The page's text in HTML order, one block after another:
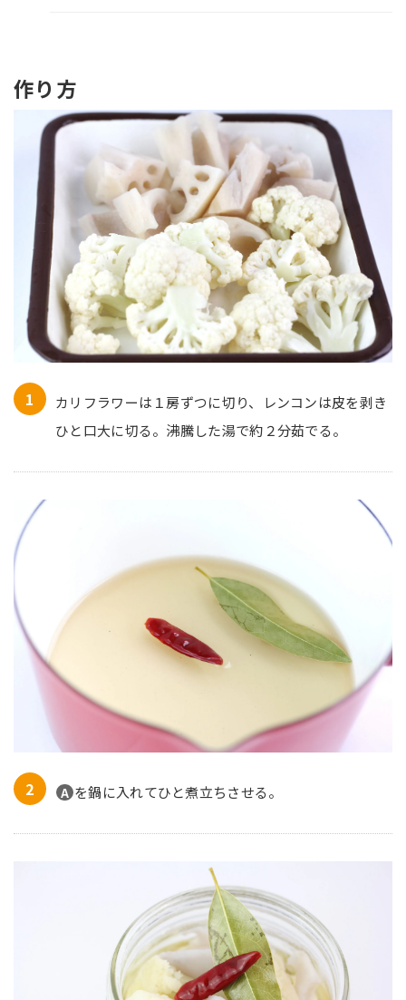
作り方
カリフラワーは１房ずつに切り、レンコンは皮を剥き
ひと口大に切る。沸騰した湯で約２分茹でる。
A を鍋に入れてひと煮立ちさせる。